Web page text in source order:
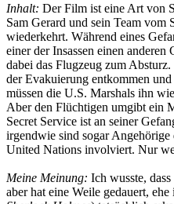
Inhalt: Der Film ist eine Art von
Sam Gerard und sein Team vom
wiederkehrt. Während eines
einer der Insassen einen
dabei das Flugzeug zum
der Evakuierung entkommen
müssen die U.S. Marshals ihn
Aber den Flüchtigen umgibt ein
Secret Service ist an seiner
irgendwie sind sogar
United Nations involviert. Nur
Meine Meinung: Ich wusste,
aber hat eine Weile gedauert,